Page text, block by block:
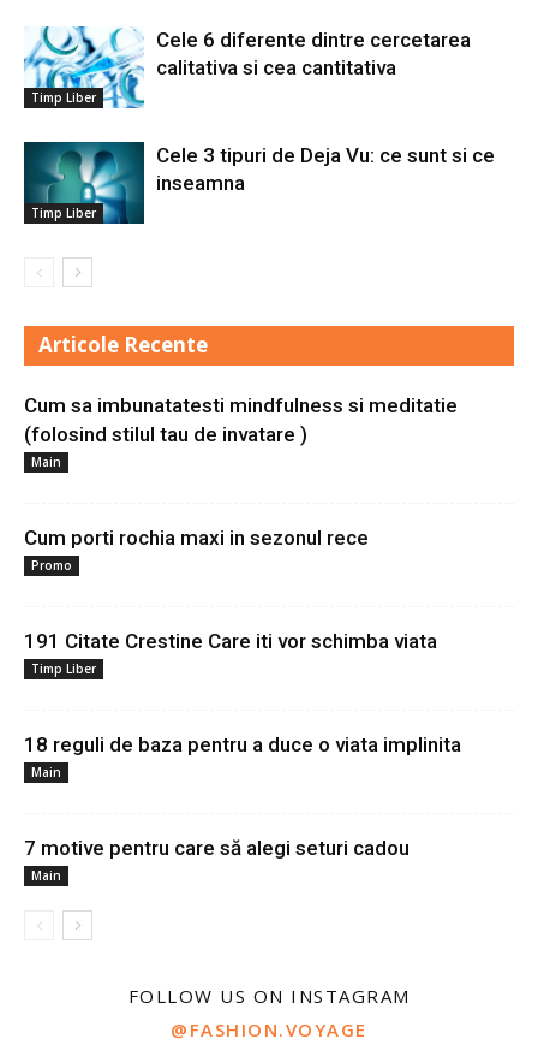
Timp Liber
Cele 6 diferente dintre cercetarea
calitativa si cea cantitativa
Timp Liber
Cele 3 tipuri de Deja Vu: ce sunt si ce
inseamna
Articole Recente
Cum sa imbunatatesti mindfulness si meditatie
(folosind stilul tau de invatare )
Main
Cum porti rochia maxi in sezonul rece
Promo
191 Citate Crestine Care iti vor schimba viata
Timp Liber
18 reguli de baza pentru a duce o viata implinita
Main
7 motive pentru care să alegi seturi cadou
Main
FOLLOW US ON INSTAGRAM
@FASHION.VOYAGE